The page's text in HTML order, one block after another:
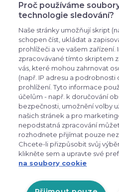
přihlašte se k odběru
neuniklo
Zákaznické menu
Praktické odkazy
Otevírací doba
Liberci:
Proč používáme
technologie sledování?
Naše stránky umožňují skript
schopen číst, ukládat a
prohlížeči a ve vašem zařízení.
zpracovávané tímto skriptem
vás, které mohou zahrnovat
(např. IP adresu a podrobnosti
prohlížení. Tyto informace
účelům - např. k doručování
bezpečnosti, umožnění volby
našich stránek a pro
nepodstatná zpracování
rozhodnete přijímat pouze
Chcete-li přizpůsobit svůj
klikněte sem a upravte své
na soubory cookie